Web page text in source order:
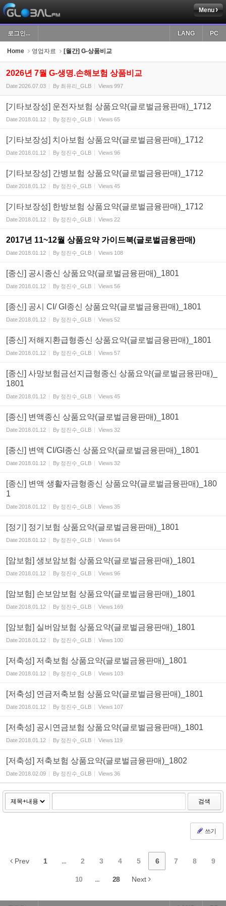
Menu
로그인... PC
LANG
Home 영업자료 [월간] G-상품비교
2026년 7월 G-생명.손해보험 상품비교
Date2026.07.03 By 최유리_GLB Views 997
[기타보장성] 운전자보험 상품요약(글로벌금융판매)_1712
Date2018.01.12 By 정진수_GLB Views 65
[기타보장성] 치아보험 상품요약(글로벌금융판매)_1712
Date2018.01.12 By 정진수_GLB Views 96
[기타보장성] 간병보험 상품요약(글로벌금융판매)_1712
Date2018.01.12 By 정진수_GLB Views 45
[기타보장성] 한방보험 상품요약(글로벌금융판매)_1712
Date2018.01.12 By 정진수_GLB Views 22
2017년 11~12월 상품요약 가이드북(글로벌금융판매)
Date2018.01.12 By 정진수_GLB Views 108
[종신] 공시종신 상품요약(글로벌금융판매)_1801
Date2018.01.12 By 정진수_GLB Views 56
[종신] 공시 CI/ GI종신 상품요약(글로벌금융판매)_1801
Date2018.01.12 By 정진수_GLB Views 52
[종신] 저해지환급형종신 상품요약(글로벌금융판매)_1801
Date2018.01.12 By 정진수_GLB Views 57
[종신] 사망보험금선지급형종신 상품요약(글로벌금융판매)_
1801
Date2018.01.12 By 정진수_GLB Views 45
[종신] 변액종신 상품요약(글로벌금융판매)_1801
Date2018.01.12 By 정진수_GLB Views 32
[종신] 변액 CI/GI종신 상품요약(글로벌금융판매)_1801
Date2018.01.12 By 정진수_GLB Views 32
[종신] 변액 생활자금형종신 상품요약(글로벌금융판매)_180
1
Date2018.01.12 By 정진수_GLB Views 35
[정기] 정기보험 상품요약(글로벌금융판매)_1801
Date2018.01.12 By 정진수_GLB Views 64
[암보험] 생보암보험 상품요약(글로벌금융판매)_1801
Date2018.01.12 By 정진수_GLB Views 96
[암보험] 손보암보험 상품요약(글로벌금융판매)_1801
Date2018.01.12 By 정진수_GLB Views 169
[암보험] 실버암보험 상품요약(글로벌금융판매)_1801
Date2018.01.12 By 정진수_GLB Views 100
[저축성] 저축보험 상품요약(글로벌금융판매)_1801
Date2018.01.12 By 정진수_GLB Views 103
[저축성] 연금저축보험 상품요약(글로벌금융판매)_1801
Date2018.01.12 By 정진수_GLB Views 107
[저축성] 공시연금보험 상품요약(글로벌금융판매)_1801
Date2018.01.12 By 정진수_GLB Views 119
[저축성] 저축보험 상품요약(글로벌금융판매)_1802
Date2018.02.09 By 정진수_GLB Views 36
검색
쓰기
Prev 1 ... 2 3 4 5 6 7 8 9
10 ... 28 Next
Sketchbook5, 스케치북5
Sketchbook5, 스케치북5